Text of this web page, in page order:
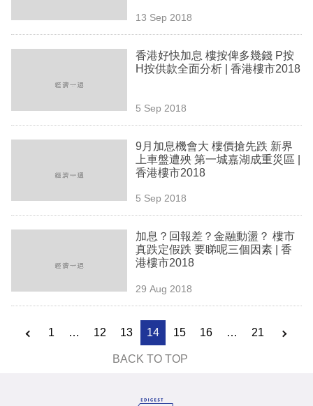
13 Sep 2018
香港好快加息 樓按俾多幾錢 P按
H按供款全面分析 | 香港樓市2018
5 Sep 2018
9月加息機會大 樓價搶先跌 新界
上車盤遭殃 第一城嘉湖成重災區 |
香港樓市2018
5 Sep 2018
加息？回報差？金融動盪？ 樓市
真跌定假跌 要睇呢三個因素 | 香
港樓市2018
29 Aug 2018
1 … 12 13 14 15 16 … 21
BACK TO TOP